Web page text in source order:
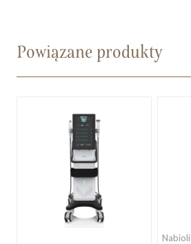
Powiązane produkty
Nabioli